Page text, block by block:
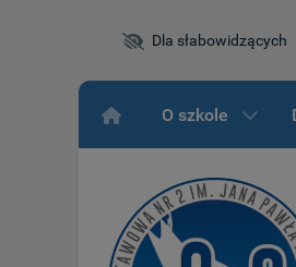
Dla słabowidzących
O szkole